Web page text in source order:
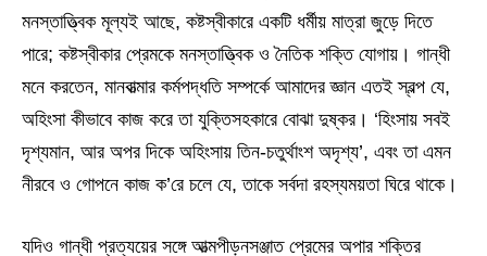
মনস্তাত্ত্বিক মূল্যই আছে, কষ্টস্বীকারে একটি ধর্মীয় মাত্রা জুড়ে দিতে
পারে; কষ্টস্বীকার প্রেমকে মনস্তাত্ত্বিক ও নৈতিক শক্তি যোগায়। গান্ধী
মনে করতেন, মানবাত্মার কর্মপদ্ধতি সম্পর্কে আমাদের জ্ঞান এতই স্বল্প যে,
অহিংসা কীভাবে কাজ করে তা যুক্তিসহকারে বোঝা দুষ্কর। ‘হিংসায় সবই
দৃশ্যমান, আর অপর দিকে অহিংসায় তিন-চতুর্থাংশ অদৃশ্য’, এবং তা এমন
নীরবে ও গোপনে কাজ ক’রে চলে যে, তাকে সর্বদা রহস্যময়তা ঘিরে থাকে।
যদিও গান্ধী প্রত্যয়ের সঙ্গে আত্মপীড়নসঞ্জাত প্রেমের অপার শক্তির